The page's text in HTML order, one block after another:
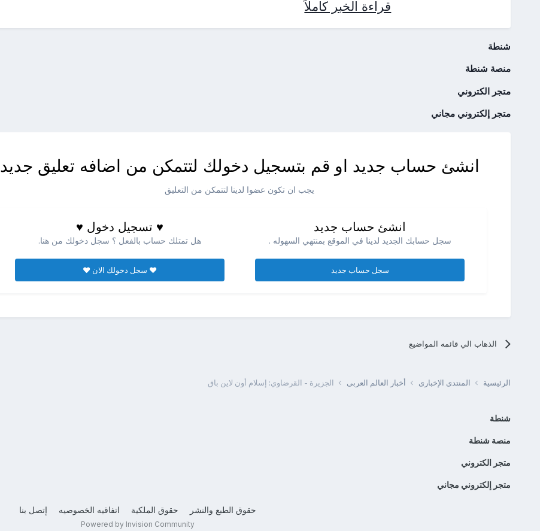
قراءة الخبر كاملاً
شنطة
منصة شنطة
متجر الكتروني
متجر إلكتروني مجاني
انشئ حساب جديد او قم بتسجيل دخولك لتتمكن من اضافه تعليق جديد
يجب ان تكون عضوا لدينا لتتمكن من التعليق
انشئ حساب جديد
سجل حسابك الجديد لدينا في الموقع بمنتهي السهوله .
سجل حساب جديد
♥ تسجيل دخول ♥
هل تمتلك حساب بالفعل ؟ سجل دخولك من هنا.
♥ سجل دخولك الان ♥
الذهاب الي قائمه المواضيع
الرئيسية المنتدى الإخبارى أخبار العالم العربى الجزيرة - القرضاوي: إسلام أون لاين باق
شنطة
منصة شنطة
متجر الكتروني
متجر إلكتروني مجاني
حقوق الطبع والنشر حقوق الملكية اتفاقيه الخصوصيه إتصل بنا
Powered by Invision Community